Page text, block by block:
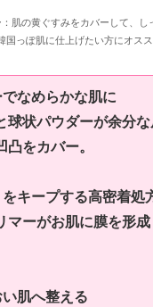
肌の黄ぐすみをカバーして、し
国っぽ肌に仕上げたい方にオスス
なめらかな肌に
球状パウダーが余分
をカバー。
キープする高密着処
マーがお肌に膜を形
肌へ整える